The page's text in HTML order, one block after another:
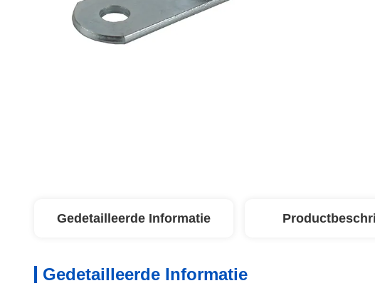
Gedetailleerde Informatie
Gedetailleerde Informatie